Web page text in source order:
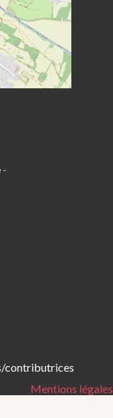
contributrices
–
Mentions légales